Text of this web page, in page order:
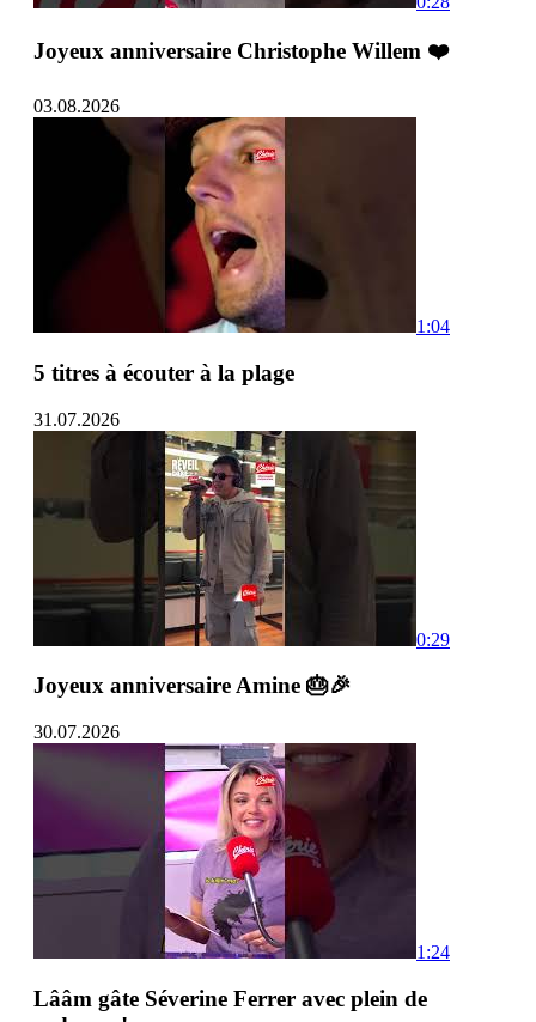
Joyeux anniversaire Christophe Willem ❤️
03.08.2026
1:04
5 titres à écouter à la plage
31.07.2026
0:29
Joyeux anniversaire Amine 🎂🎉
30.07.2026
1:24
Lââm gâte Séverine Ferrer avec plein de